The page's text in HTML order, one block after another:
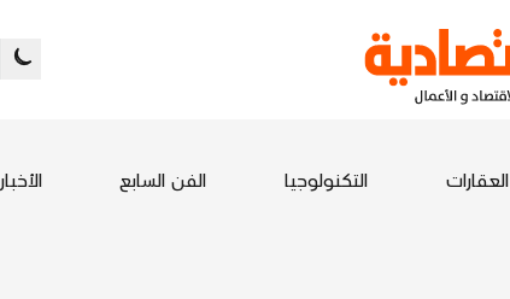
العقارات التكنولوجيا الفن السابع الأخبار